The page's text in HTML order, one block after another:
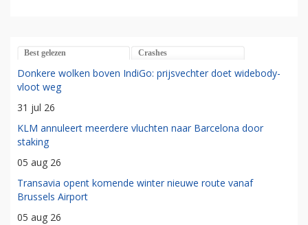
Best gelezen Crashes
Donkere wolken boven IndiGo: prijsvechter doet widebody-
vloot weg
31 jul 26
KLM annuleert meerdere vluchten naar Barcelona door
staking
05 aug 26
Transavia opent komende winter nieuwe route vanaf
Brussels Airport
05 aug 26